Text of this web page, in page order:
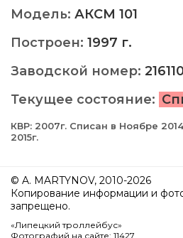
Модель: АКСМ 101
Построен: 1997 г.
Заводской номер:
Текущее состояние:
КВР: 2007г. Списан в Ноябре
2015г.
© A. MARTYNOV, 2010-2026
Копирование информации и
запрещено.
«Липецкий троллейбус»
Фотографий на сайте: 11427